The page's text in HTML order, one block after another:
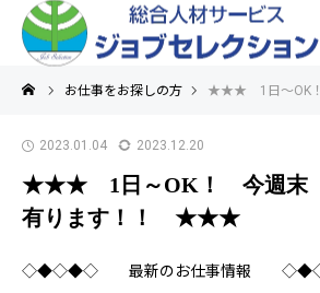
お仕事をお探しの方 ★★★ 1日～OK！ 今週末
2023.01.04 2023.12.20
★★★ 1日～OK！ 今週末
有ります！！ ★★★
◇◆◇◆◇ 最新のお仕事情報